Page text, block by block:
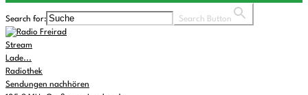
Search for: Search Button
Stream
Lade...
Radiothek
Sendungen nachhören